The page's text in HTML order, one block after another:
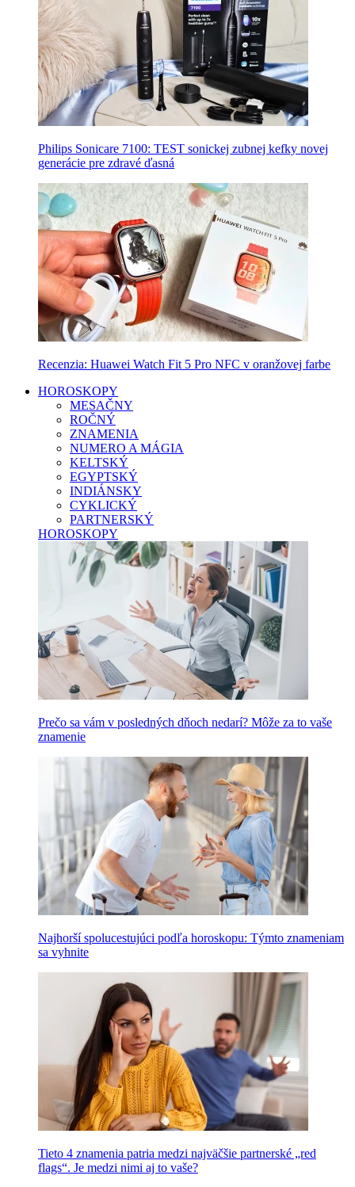
Philips Sonicare 7100: TEST sonickej zubnej kefky novej
generácie pre zdravé ďasná
Recenzia: Huawei Watch Fit 5 Pro NFC v oranžovej farbe
HOROSKOPY
MESAČNY
ROČNÝ
ZNAMENIA
NUMERO A MÁGIA
KELTSKÝ
EGYPTSKÝ
INDIÁNSKY
CYKLICKÝ
PARTNERSKÝ
HOROSKOPY
Prečo sa vám v posledných dňoch nedarí? Môže za to vaše
znamenie
Najhorší spolucestujúci podľa horoskopu: Týmto znameniam
sa vyhnite
Tieto 4 znamenia patria medzi najväčšie partnerské „red
flags“. Je medzi nimi aj to vaše?